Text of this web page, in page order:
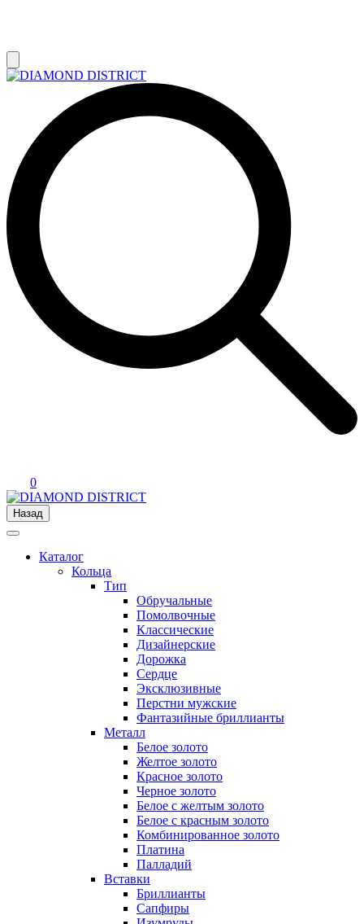
0
Назад
Каталог
Кольца
Тип
Обручальные
Помолвочные
Классические
Дизайнерские
Дорожка
Сердце
Эксклюзивные
Перстни мужские
Фантазийные бриллианты
Металл
Белое золото
Желтое золото
Красное золото
Черное золото
Белое с желтым золото
Белое с красным золото
Комбинированное золото
Платина
Палладий
Вставки
Бриллианты
Сапфиры